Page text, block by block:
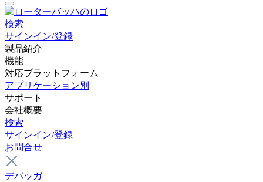
検索
サインイン/登録
製品紹介
機能
対応プラットフォーム
アプリケーション別
サポート
会社概要
検索
サインイン/登録
お問合せ
デバッガ